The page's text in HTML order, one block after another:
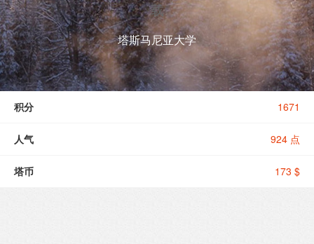
载
塔斯马尼亚大学
1671
积分
924 点
人气
173 $
塔币